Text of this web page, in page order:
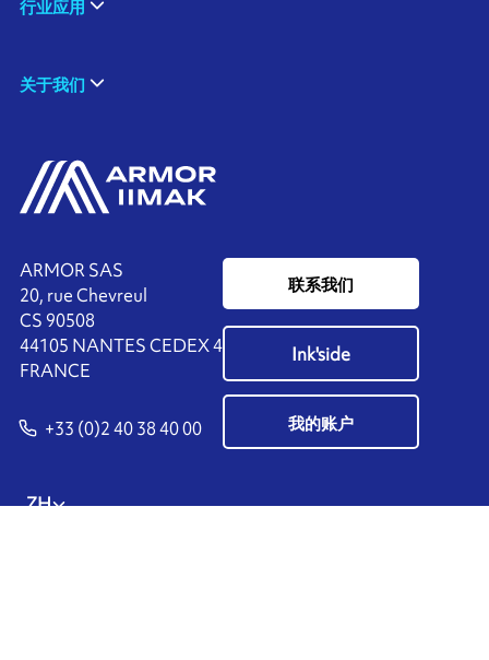
ARMOR SAS
20, rue Chevreul
CS 90508
44105 NANTES CEDEX 4
FRANCE
+33 (0)2 40 38 40 00
联系我们
Ink'side
我的账户
ZH
行业应用
关于我们